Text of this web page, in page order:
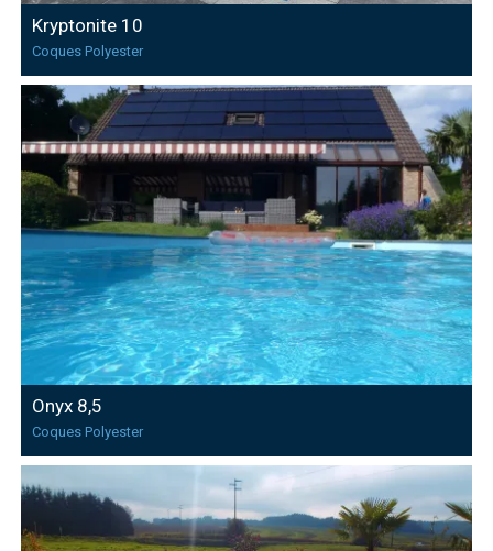
Kryptonite 10
Coques Polyester
Onyx 8,5
Coques Polyester